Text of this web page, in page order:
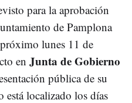
para la aprobación
de Pamplona
lunes 11 de
en Junta de Gobierno
pública de su
localizado los días